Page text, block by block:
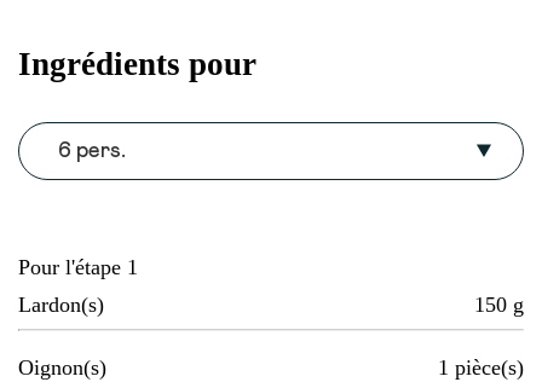
Ingrédients pour
6 pers.
Pour l'étape 1
Lardon(s)
150 g
Oignon(s) 1 pièce(s)